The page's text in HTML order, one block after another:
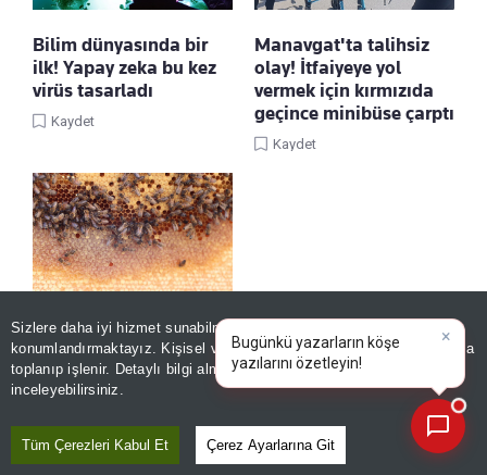
Sizlere daha iyi hizmet sunabilmek adına sitemizde
konumlandırmaktayız. Kişisel verileriniz, KVKK ve GDPR kapsamında
toplanıp işlenir. Detaylı bilgi almak içinAydınlatma Metnimizi
inceleyebilirsiniz.
Tüm Çerezleri Kabul Et Çerez Ayarlarına Git
Bilim dünyasında bir
ilk! Yapay zeka bu kez
virüs tasarladı
Kaydet
Manavgat'ta talihsiz
olay! İtfaiyeye yol
vermek için kırmızıda
geçince minibüse çarptı
Kaydet
Mesai sonrası
başladığı hobi, koca bir
markaya dönüştü